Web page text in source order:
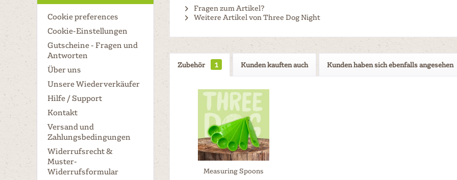
Cookie preferences
Cookie-Einstellungen
Gutscheine - Fragen und
Antworten
Über uns
Unsere Wiederverkäufer
Hilfe / Support
Kontakt
Versand und
Zahlungsbedingungen
Widerrufsrecht &
Muster-
Widerrufsformular
Fragen zum Artikel?
Weitere Artikel von Three Dog Night
Zubehör 1 Kunden kauften auch Kunden haben sich ebenfalls angesehen
Measuring Spoons